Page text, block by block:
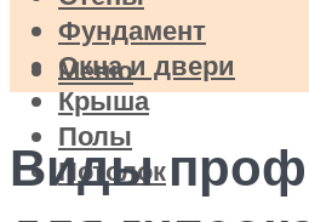
Фундамент
Окна и двери
Крыша
Полы
Потолок
Меню
Виды